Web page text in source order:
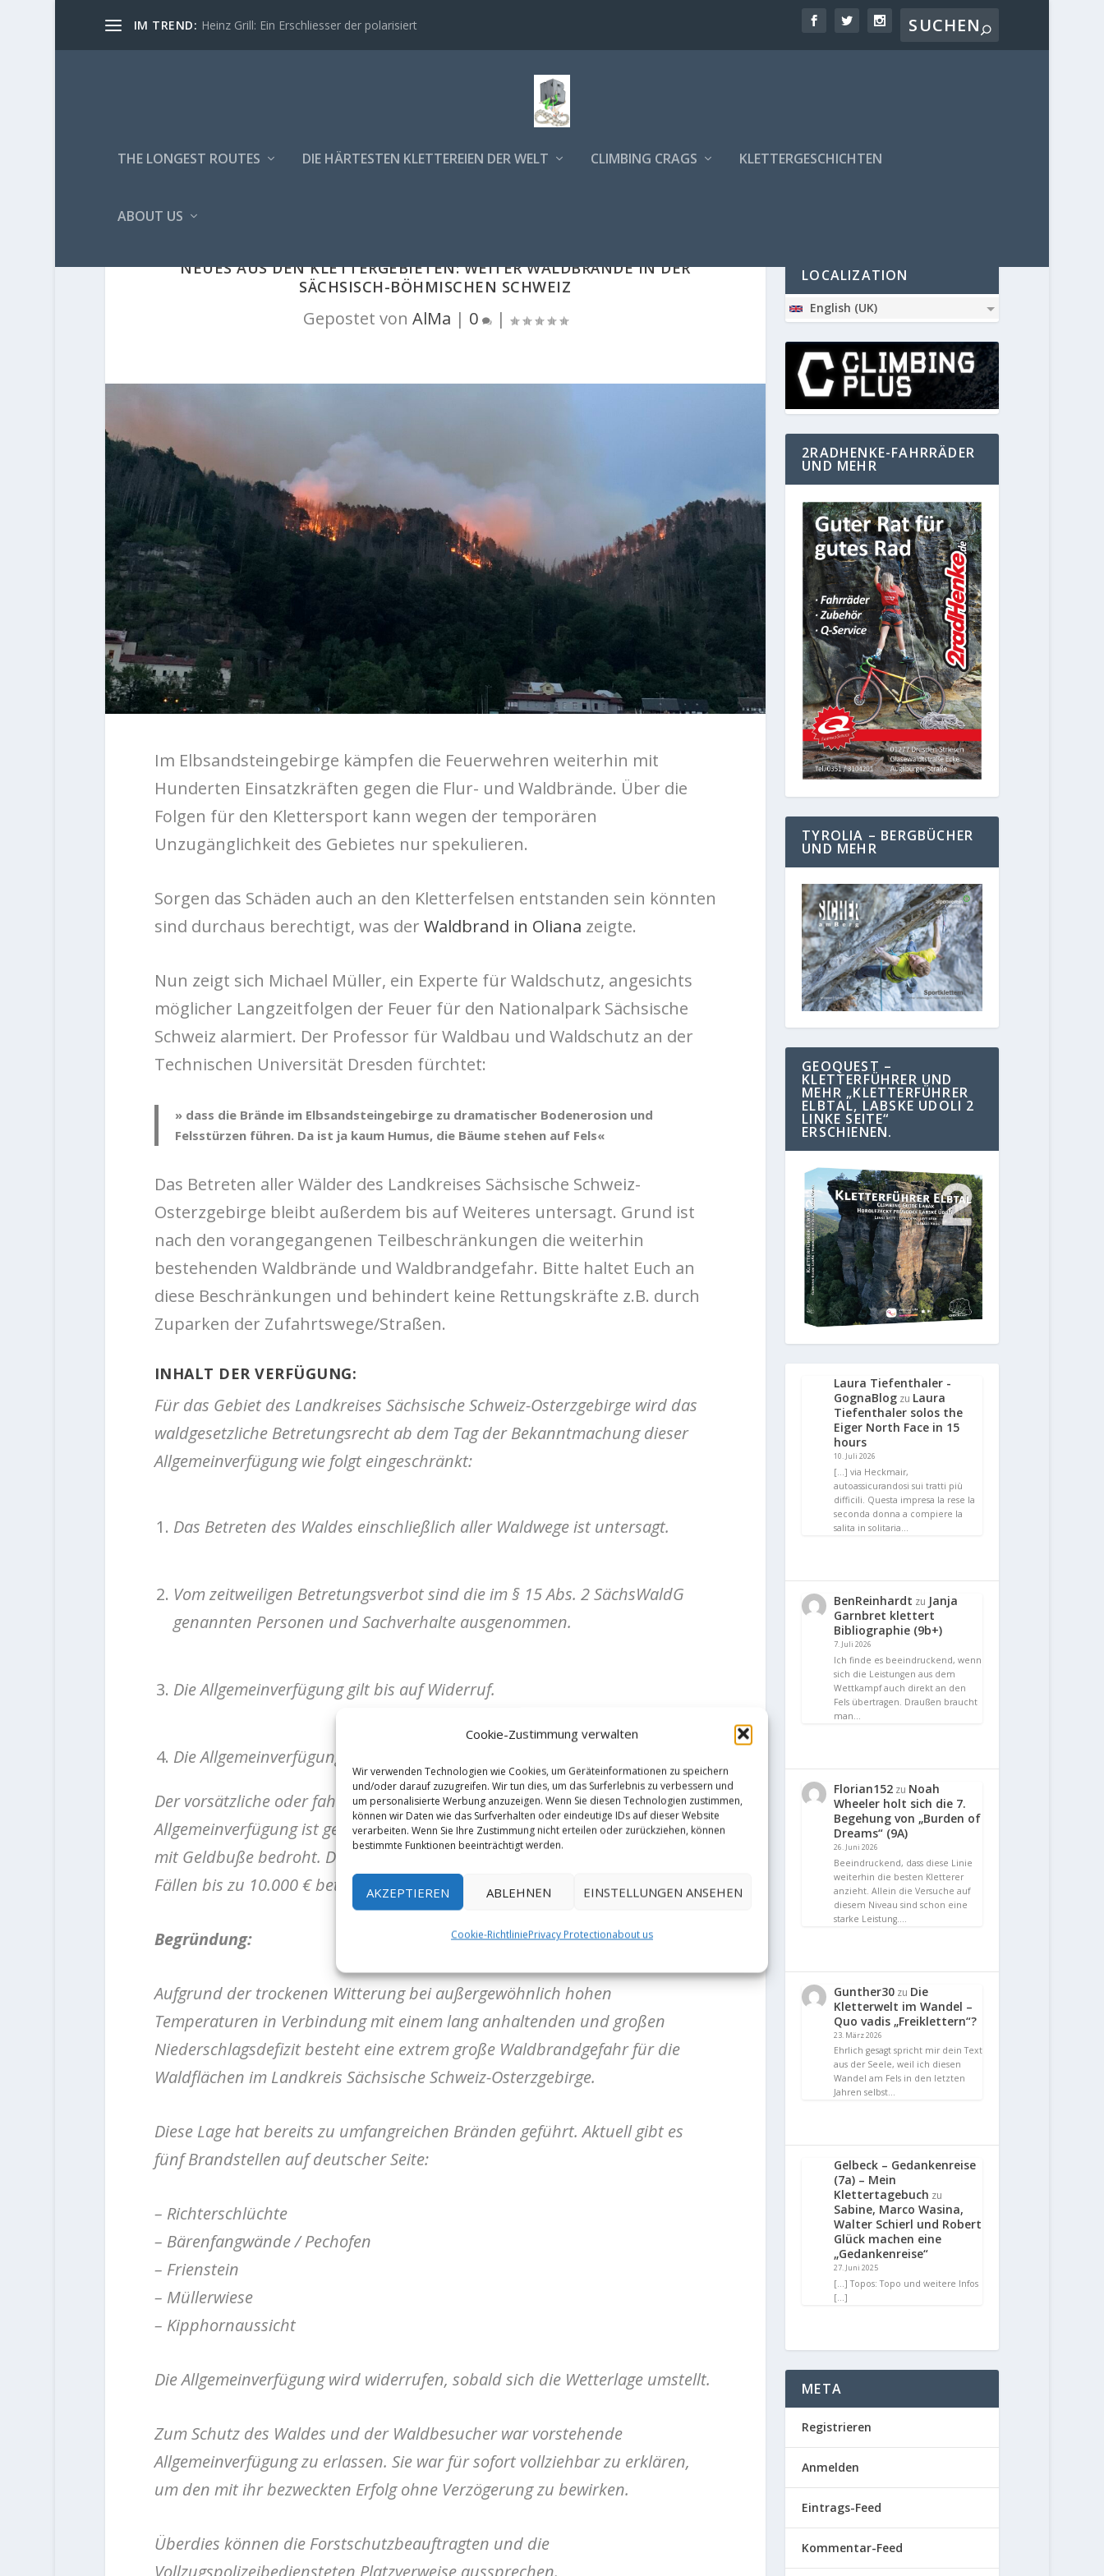
Cookie-Zustimmung verwalten
Wir verwenden Technologien wie Cookies, um Geräteinformationen zu speichern
und/oder darauf zuzugreifen. Wir tun dies, um das Surferlebnis zu verbessern und
um personalisierte Werbung anzuzeigen. Wenn Sie diesen Technologien zustimmen,
können wir Daten wie das Surfverhalten oder eindeutige IDs auf dieser Website
verarbeiten. Wenn Sie Ihre Zustimmung nicht erteilen oder zurückziehen, können
bestimmte Funktionen beeinträchtigt werden.
AKZEPTIEREN ABLEHNEN EINSTELLUNGEN ANSEHEN
Cookie-RichtliniePrivacy Protectionabout us
IM TREND: Heinz Grill: Ein Erschliesser der polarisiert
THE LONGEST ROUTES DIE HÄRTESTEN KLETTEREIEN DER WELT CLIMBING CRAGS KLETTERGESCHICHTEN
ABOUT US
NEUES AUS DEN KLETTERGEBIETEN: WEITER WALDBRÄNDE IN DER
SÄCHSISCH-BÖHMISCHEN SCHWEIZ
Gepostet von AlMa | 0 |
Im Elbsandsteingebirge kämpfen die Feuerwehren weiterhin mit
Hunderten Einsatzkräften gegen die Flur- und Waldbrände. Über die
Folgen für den Klettersport kann wegen der temporären
Unzugänglichkeit des Gebietes nur spekulieren.
Sorgen das Schäden auch an den Kletterfelsen entstanden sein könnten
sind durchaus berechtigt, was der Waldbrand in Oliana zeigte.
Nun zeigt sich Michael Müller, ein Experte für Waldschutz, angesichts
möglicher Langzeitfolgen der Feuer für den Nationalpark Sächsische
Schweiz alarmiert. Der Professor für Waldbau und Waldschutz an der
Technischen Universität Dresden fürchtet:
» dass die Brände im Elbsandsteingebirge zu dramatischer Bodenerosion und
Felsstürzen führen. Da ist ja kaum Humus, die Bäume stehen auf Fels«
Das Betreten aller Wälder des Landkreises Sächsische Schweiz-
Osterzgebirge bleibt außerdem bis auf Weiteres untersagt. Grund ist
nach den vorangegangenen Teilbeschränkungen die weiterhin
bestehenden Waldbrände und Waldbrandgefahr. Bitte haltet Euch an
diese Beschränkungen und behindert keine Rettungskräfte z.B. durch
Zuparken der Zufahrtswege/Straßen.
INHALT DER VERFÜGUNG:
Für das Gebiet des Landkreises Sächsische Schweiz-Osterzgebirge wird das
waldgesetzliche Betretungsrecht ab dem Tag der Bekanntmachung dieser
Allgemeinverfügung wie folgt eingeschränkt:
Das Betreten des Waldes einschließlich aller Waldwege ist untersagt.
Vom zeitweiligen Betretungsverbot sind die im § 15 Abs. 2 SächsWaldG
genannten Personen und Sachverhalte ausgenommen.
Die Allgemeinverfügung gilt bis auf Widerruf.
Die Allgemeinverfügung vom 20.07.2022 wird hiermit aufgehoben.
Der vorsätzliche oder fahrlässige Verstoß gegen vorstehende
Allgemeinverfügung ist gem. § 52 Abs. 5 SächsWaldG als Ordnungswidrigkeit
mit Geldbuße bedroht. Diese kann bis zu 2500 €, in besonders schweren
Fällen bis zu 10.000 € betragen.
Begründung:
Aufgrund der trockenen Witterung bei außergewöhnlich hohen
Temperaturen in Verbindung mit einem lang anhaltenden und großen
Niederschlagsdefizit besteht eine extrem große Waldbrandgefahr für die
Waldflächen im Landkreis Sächsische Schweiz-Osterzgebirge.
Diese Lage hat bereits zu umfangreichen Bränden geführt. Aktuell gibt es
fünf Brandstellen auf deutscher Seite:
– Richterschlüchte
– Bärenfangwände / Pechofen
– Frienstein
– Müllerwiese
– Kipphornaussicht
Die Allgemeinverfügung wird widerrufen, sobald sich die Wetterlage umstellt.
Zum Schutz des Waldes und der Waldbesucher war vorstehende
Allgemeinverfügung zu erlassen. Sie war für sofort vollziehbar zu erklären,
um den mit ihr bezweckten Erfolg ohne Verzögerung zu bewirken.
Überdies können die Forstschutzbeauftragten und die
LOCALIZATION
English (UK)
2RADHENKE-FAHRRÄDER
UND MEHR
TYROLIA – BERGBÜCHER
UND MEHR
GEOQUEST –
KLETTERFÜHRER UND
MEHR „KLETTERFÜHRER
ELBTAL, LABSKE UDOLI 2
LINKE SEITE“
ERSCHIENEN.
Laura Tiefenthaler -
GognaBlog zu Laura
Tiefenthaler solos the
Eiger North Face in 15
hours
10. Juli 2026
[…] via Heckmair,
autoassicurandosi sui tratti più
difficili. Questa impresa la rese la
seconda donna a compiere la
salita in solitaria…
BenReinhardt zu Janja
Garnbret klettert
Bibliographie (9b+)
7. Juli 2026
Ich finde es beeindruckend, wenn
sich die Leistungen aus dem
Wettkampf auch direkt an den
Fels übertragen. Draußen braucht
man…
Florian152 zu Noah
Wheeler holt sich die 7.
Begehung von „Burden of
Dreams“ (9A)
26. Juni 2026
Beeindruckend, dass diese Linie
weiterhin die besten Kletterer
anzieht. Allein die Versuche auf
diesem Niveau sind schon eine
starke Leistung.…
Gunther30 zu Die
Kletterwelt im Wandel –
Quo vadis „Freiklettern“?
23. März 2026
Ehrlich gesagt spricht mir dein Text
aus der Seele, weil ich diesen
Wandel am Fels in den letzten
Jahren selbst…
Gelbeck – Gedankenreise
(7a) – Mein
Klettertagebuch zu
Sabine, Marco Wasina,
Walter Schierl und Robert
Glück machen eine
„Gedankenreise“
27. Juni 2025
[…] Topos: Topo und weitere Infos
[…]
META
Registrieren
Anmelden
Eintrags-Feed
Kommentar-Feed